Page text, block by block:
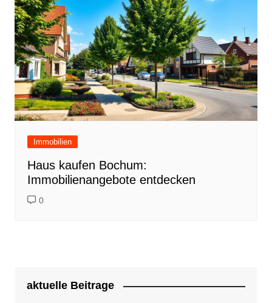
Immobilien
Haus kaufen Bochum:
Immobilienangebote entdecken
0
aktuelle Beitrage